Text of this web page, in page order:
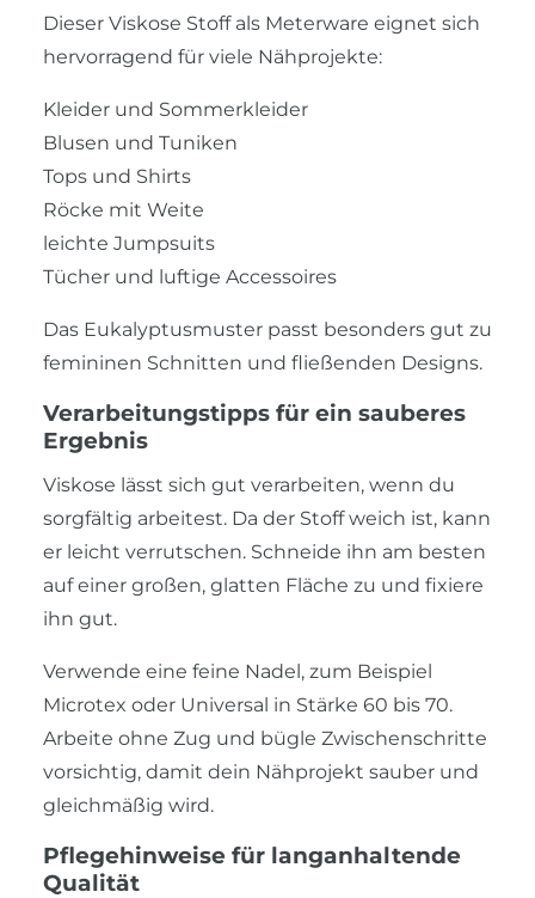
Dieser Viskose Stoff als Meterware eignet sich
hervorragend für viele Nähprojekte:
Kleider und Sommerkleider
Blusen und Tuniken
Tops und Shirts
Röcke mit Weite
leichte Jumpsuits
Tücher und luftige Accessoires
Das Eukalyptusmuster passt besonders gut zu
femininen Schnitten und fließenden Designs.
Verarbeitungstipps für ein sauberes
Ergebnis
Viskose lässt sich gut verarbeiten, wenn du
sorgfältig arbeitest. Da der Stoff weich ist, kann
er leicht verrutschen. Schneide ihn am besten
auf einer großen, glatten Fläche zu und fixiere
ihn gut.
Verwende eine feine Nadel, zum Beispiel
Microtex oder Universal in Stärke 60 bis 70.
Arbeite ohne Zug und bügle Zwischenschritte
vorsichtig, damit dein Nähprojekt sauber und
gleichmäßig wird.
Pflegehinweise für langanhaltende
Qualität